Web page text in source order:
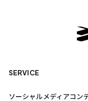
SERVICE
ソーシャルメディアコン